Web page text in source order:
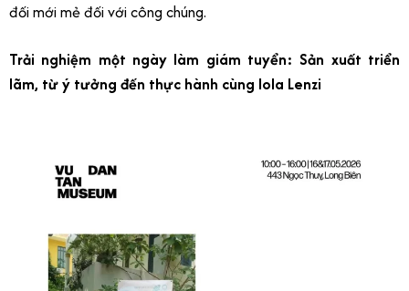
đối mới mẻ đối với công chúng.
Trải nghiệm một ngày làm giám tuyển: Sản xuất triển
lãm, từ ý tưởng đến thực hành cùng Iola Lenzi